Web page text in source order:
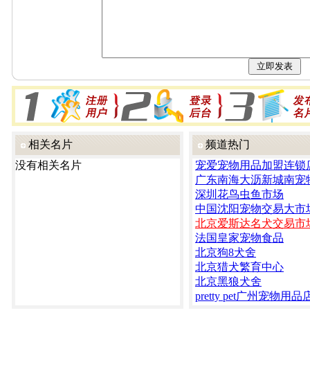
相关名片
没有相关名片
频道热门
宠爱宠物用品加盟连锁
广东南海大沥新城南宠
深圳花鸟虫鱼市场
中国沈阳宠物交易大市
北京爱斯达名犬交易市
法国皇家宠物食品
北京狗8犬舍
北京猎犬繁育中心
北京黑狼犬舍
pretty pet广州宠物用品